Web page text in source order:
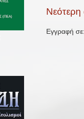
Εγγραφή σε: